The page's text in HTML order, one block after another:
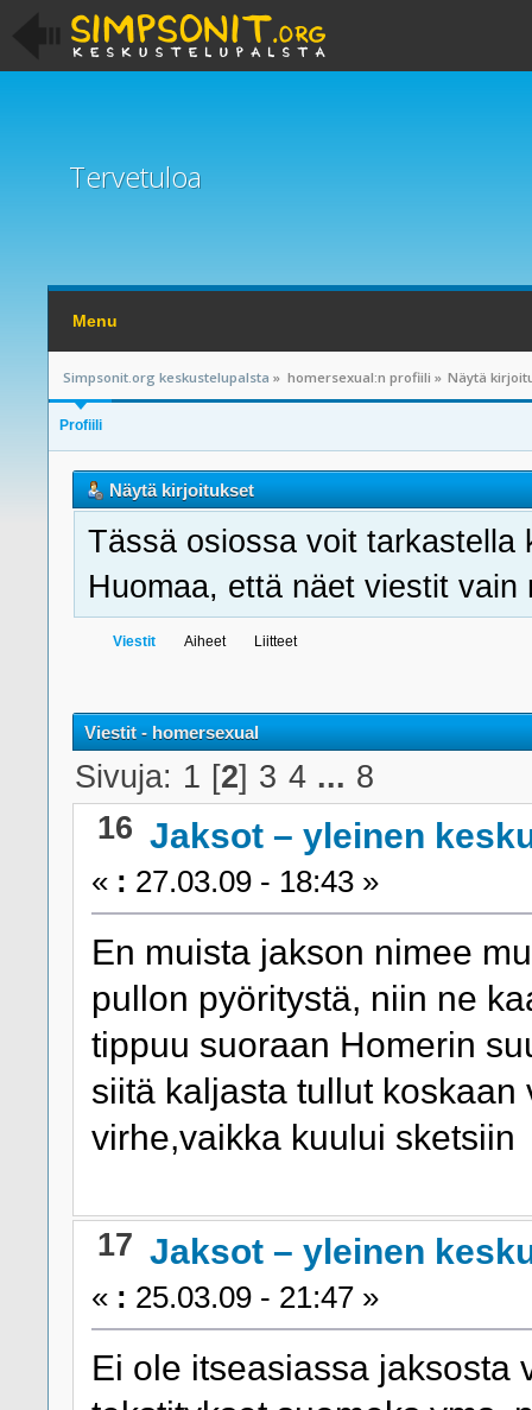
Tervetuloa
Menu
Simpsonit.org keskustelupalsta » homersexual:n profiili » Näytä
Profiili
Näytä kirjoitukset
Tässä osiossa voit tarkastella
Huomaa, että näet viestit
Viestit Aiheet Liitteet
Viestit - homersexual
Sivuja: 1 [2] 3 4 ... 8
16 Jaksot – yleinen
« : 27.03.09 - 18:43 »
En muista jakson nimee
pullon pyöritystä, niin ne
tippuu suoraan Homerin
siitä kaljasta tullut
virhe,vaikka kuului sketsiin
17 Jaksot – yleinen
« : 25.03.09 - 21:47 »
Ei ole itseasiassa jaksosta